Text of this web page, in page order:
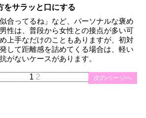
をサラッと口にする
合ってるね」など、パーソナルな褒め
性は、普段から女性との接点が多い可
上手なだけのこともありますが、初対
して距離感を詰めてくる場合は、軽い
がないケースがあります。
次のページへ
1 2